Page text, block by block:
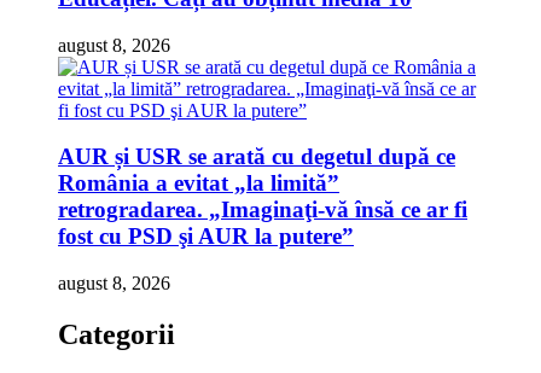
august 8, 2026
AUR și USR se arată cu degetul după ce
România a evitat „la limită”
retrogradarea. „Imaginaţi-vă însă ce ar fi
fost cu PSD şi AUR la putere”
august 8, 2026
Categorii